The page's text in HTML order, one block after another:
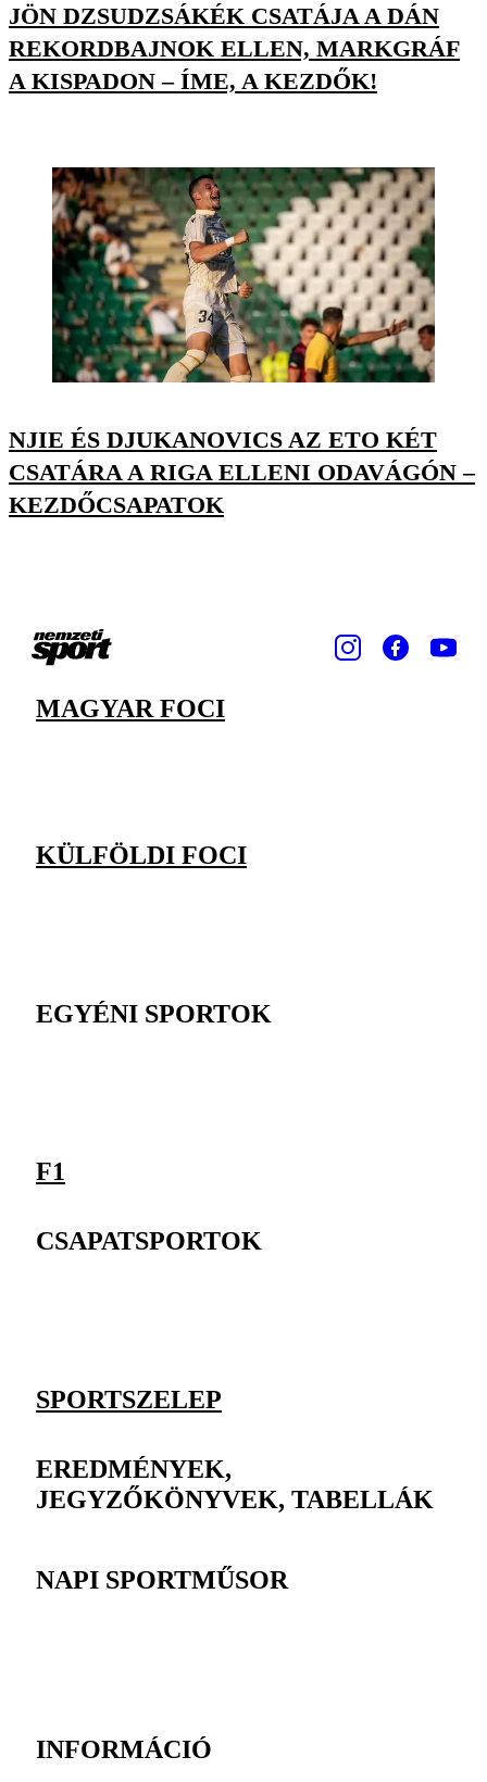
JÖN DZSUDZSÁKÉK CSATÁJA A DÁN
REKORDBAJNOK ELLEN, MARKGRÁF
A KISPADON – ÍME, A KEZDŐK!
NJIE ÉS DJUKANOVICS AZ ETO KÉT
CSATÁRA A RIGA ELLENI ODAVÁGÓN –
KEZDŐCSAPATOK
MAGYAR FOCI
KÜLFÖLDI FOCI
EGYÉNI SPORTOK
F1
CSAPATSPORTOK
SPORTSZELEP
EREDMÉNYEK,
JEGYZŐKÖNYVEK, TABELLÁK
NAPI SPORTMŰSOR
INFORMÁCIÓ